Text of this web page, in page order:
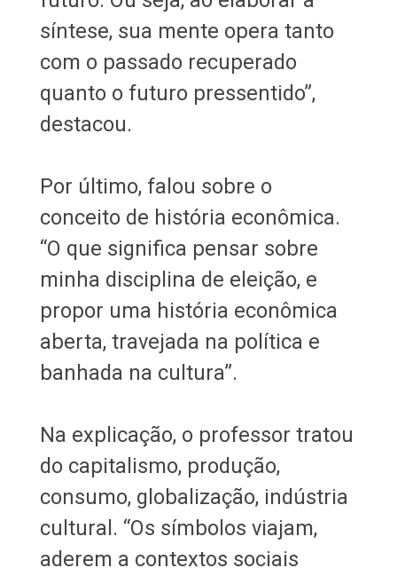
síntese, sua mente opera tanto
com o passado recuperado
quanto o futuro pressentido”,
destacou.
Por último, falou sobre o
conceito de história econômica.
“O que significa pensar sobre
minha disciplina de eleição, e
propor uma história econômica
aberta, travejada na política e
banhada na cultura”.
Na explicação, o professor tratou
do capitalismo, produção,
consumo, globalização, indústria
cultural. “Os símbolos viajam,
aderem a contextos sociais